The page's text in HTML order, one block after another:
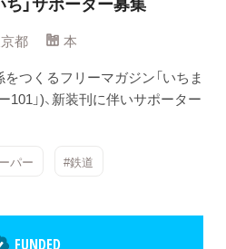
都
本
つくるフリーマガジン「いちま
101」)、新装刊に伴いサポーター
パー #鉄道
FUNDED